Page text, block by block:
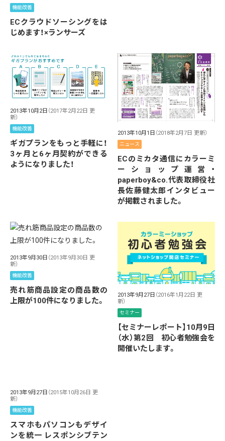
機能改善
ECクラウドソーシングをは
じめます！×ランサーズ
2013年10月2日 （2017年2月22日 更
新）
機能改善
ギガプランをもっと手軽に！
3ヶ月と6ヶ月契約ができる
ようになりました！
2013年10月1日 （2018年2月7日 更新）
ニュース
ECのミカタ通信にカラーミ
ーショップ運営・
paperboy&co.代表取締役社
長佐藤健太郎インタビュー
が掲載されました。
2013年9月30日 （2013年9月30日 更
新）
機能改善
売れ筋商品設定の商品数の
上限が100件になりました。
2013年9月27日 （2016年1月22日 更
新）
セミナー
【セミナーレポート】10月9日
（水）第2回 初心者勉強会を
開催いたします。
2013年9月27日 （2015年10月26日 更
新）
機能改善
スマホもパソコンもデザイ
ンを統一 レスポンシブテン